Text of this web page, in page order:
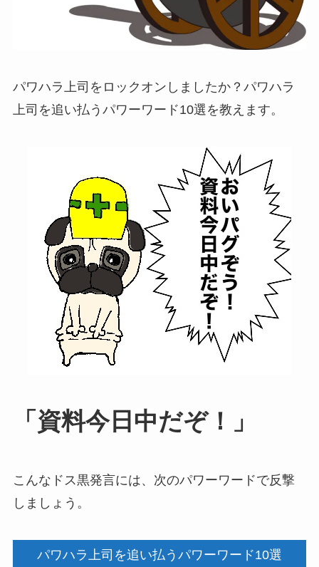
パワハラ上司をロックオンしましたか？パワハラ
上司を追い払うパワーワード10選を教えます。
「資料今日中だぞ！」
こんなドス黒発言には、次のパワーワードで反撃
しましょう。
パワハラ上司を追い払うパワーワード10選